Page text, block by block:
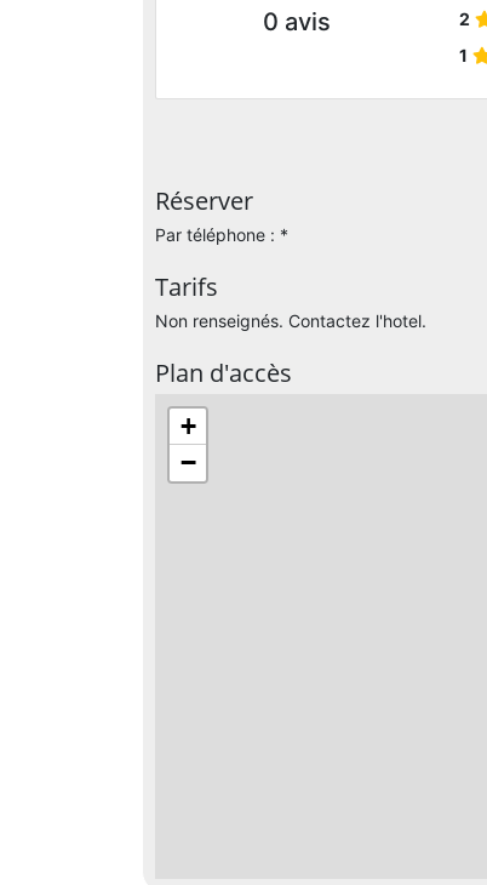
0 avis
2
1
Réserver
Par téléphone : *
Tarifs
Non renseignés. Contactez l'hotel.
Plan d'accès
+
−